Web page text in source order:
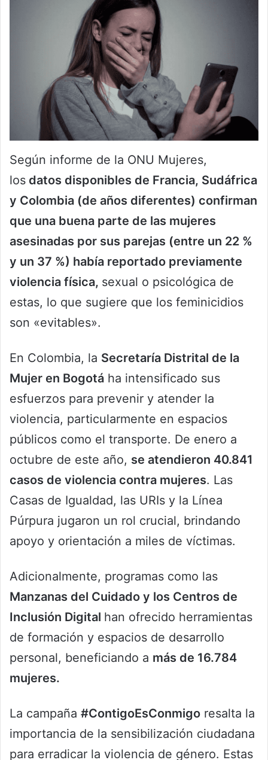
Según informe de la ONU Mujeres,
los datos disponibles de Francia, Sudáfrica
y Colombia (de años diferentes) confirman
que una buena parte de las mujeres
asesinadas por sus parejas (entre un 22 %
y un 37 %) había reportado previamente
violencia física, sexual o psicológica de
estas, lo que sugiere que los feminicidios
son «evitables».
En Colombia, la Secretaría Distrital de la
Mujer en Bogotá ha intensificado sus
esfuerzos para prevenir y atender la
violencia, particularmente en espacios
públicos como el transporte. De enero a
octubre de este año, se atendieron 40.841
casos de violencia contra mujeres. Las
Casas de Igualdad, las URIs y la Línea
Púrpura jugaron un rol crucial, brindando
apoyo y orientación a miles de víctimas.
Adicionalmente, programas como las
Manzanas del Cuidado y los Centros de
Inclusión Digital han ofrecido herramientas
de formación y espacios de desarrollo
personal, beneficiando a más de 16.784
mujeres.
La campaña #ContigoEsConmigo resalta la
importancia de la sensibilización ciudadana
para erradicar la violencia de género. Estas